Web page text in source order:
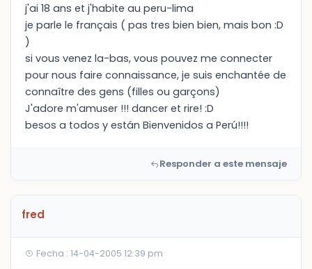
j'ai 18 ans et j'habite au peru-lima
je parle le français ( pas tres bien bien, mais bon :D
)
si vous venez la-bas, vous pouvez me connecter
pour nous faire connaissance, je suis enchantée de
connaître des gens (filles ou garçons)
J'adore m'amuser !!! dancer et rire! :D
besos a todos y están Bienvenidos a Perú!!!!
Responder a este mensaje
fred
Fecha : 14-04-2005 12:39 pm